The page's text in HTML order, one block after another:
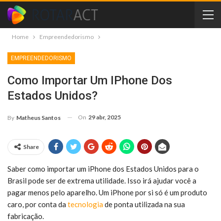
Home Empreendedorismo
EMPREENDEDORISMO
Como Importar Um IPhone Dos
Estados Unidos?
By Matheus Santos On 29 abr, 2025
Share
Saber como importar um iPhone dos Estados Unidos para o
Brasil pode ser de extrema utilidade. Isso irá ajudar você a
pagar menos pelo aparelho. Um iPhone por si só é um produto
caro, por conta da tecnologiade ponta utilizada na sua
fabricação.